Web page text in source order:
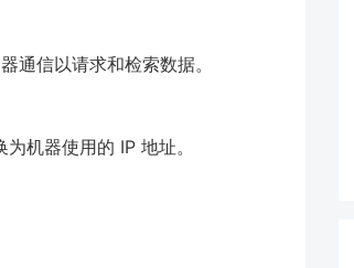
通信以请求和检索数据。
机器使用的 IP 地址。